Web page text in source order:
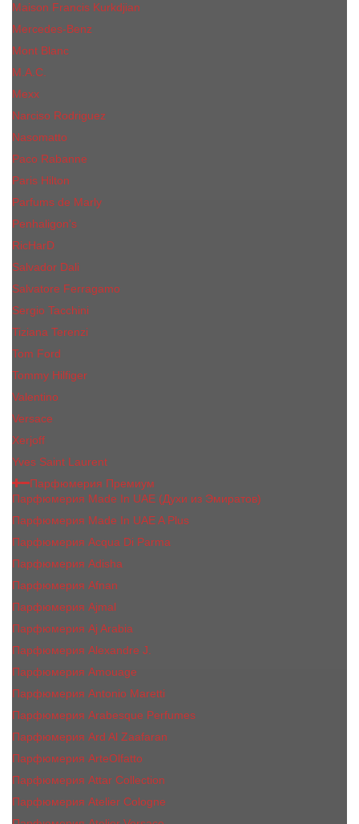
Maison Francis Kurkdjian
Mercedes-Benz
Mont Blanc
M.А.C.
Mexx
Narciso Rodriguez
Nasomatto
Paco Rabanne
Paris Hilton
Parfums de Marly
Penhaligon​'s
RicHarD
Salvador Dali
Salvatore Ferragamo
Sergio Tacchini
Tiziana Terenzi
Tom Ford
Tommy Hilfiger
Valentino
Versace
Xerjoff
Yves Saint Laurent
Парфюмерия Премиум
Парфюмерия Made In UAE (Духи из Эмиратов)
Парфюмерия Made In UAE A Plus
Парфюмерия Acqua Di Parma
Парфюмерия Adisha
Парфюмерия Afnan
Парфюмерия Ajmal
Парфюмерия Aj Arabia
Парфюмерия Alexandre J.
Парфюмерия Amouage
Парфюмерия Antonio Maretti
Парфюмерия Arabesque Perfumes
Парфюмерия Ard Al Zaafaran
Парфюмерия ArteOlfatto
Парфюмерия Attar Collection
Парфюмерия Atelier Cologne